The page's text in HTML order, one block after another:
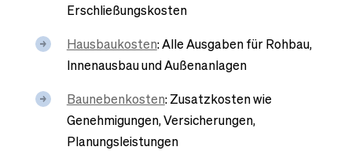
Erschließungskosten
Hausbaukosten: Alle Ausgaben für Rohbau,
Innenausbau und Außenanlagen
Baunebenkosten: Zusatzkosten wie
Genehmigungen, Versicherungen,
Planungsleistungen